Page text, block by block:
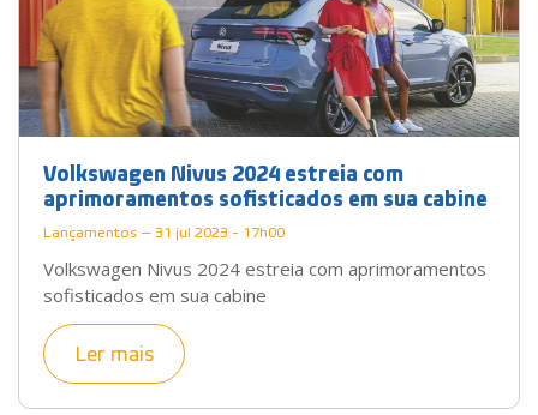
Volkswagen Nivus 2024 estreia com
aprimoramentos sofisticados em sua cabine
Lançamentos — 31 jul 2023 - 17h00
Volkswagen Nivus 2024 estreia com aprimoramentos
sofisticados em sua cabine
Ler mais